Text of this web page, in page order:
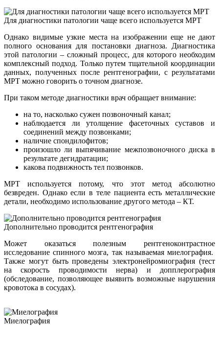
Для диагностики патологии чаще всего используется МРТ
Однако видимые узкие места на изображении еще не дают
полного основания для постановки диагноза. Диагностика
этой патологии – сложный процесс, для которого необходим
комплексный подход. Только путем тщательной координации
данных, полученных после рентгенографии, с результатами
МРТ можно говорить о точном диагнозе.
При таком методе диагностики врач обращает внимание:
на то, насколько сужен позвоночный канал;
наблюдается ли утолщение фасеточных суставов и
соединений между позвонками;
наличие спондилофитов;
произошло ли выпячивание межпозвоночного диска в
результате дегидратации;
какова подвижность тел позвонков.
МРТ используется потому, что этот метод абсолютно
безвреден. Однако если в теле пациента есть металлические
детали, необходимо использование другого метода – КТ.
Дополнительно проводится рентгенография
Может оказаться полезным рентгеноконтрастное
исследование спинного мозга, так называемая миелография.
Также могут быть проведены электронейромиография (тест
на скорость проводимости нерва) и допплерография
(обследование, позволяющее выявить возможные нарушения
кровотока в сосудах).
Миелография